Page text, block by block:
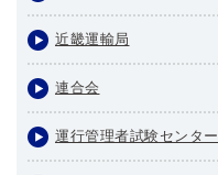
近畿運輸局
連合会
運行管理者試験センター